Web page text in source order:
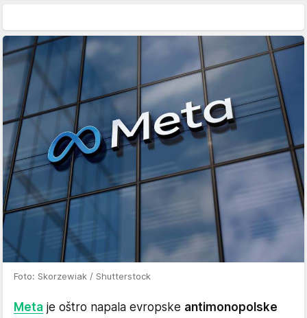
Foto: Skorzewiak / Shutterstock
Meta je oštro napala evropske antimonopolske